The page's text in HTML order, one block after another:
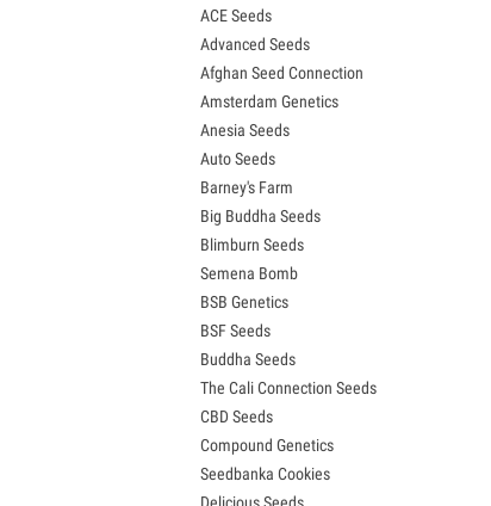
Semena OG Kush
Semena Blue Dream
Semena Lemon Haze
Semena Bruce Banner
Semena Gelato
Semena Sour Diesel
Semena Jack Herer
Semena Girl Scout Cookies (GSC)
Semena Wedding Cake
Semena Zkittlez
Semena Pineapple Express
Semena Chemdawg
Semena Hindu Kush
Semena Mimosa
ACE Seeds
Advanced Seeds
Afghan Seed Connection
Amsterdam Genetics
Anesia Seeds
Auto Seeds
Barney's Farm
Big Buddha Seeds
Blimburn Seeds
Semena Bomb
BSB Genetics
BSF Seeds
Buddha Seeds
The Cali Connection Seeds
CBD Seeds
Compound Genetics
Seedbanka Cookies
Delicious Seeds